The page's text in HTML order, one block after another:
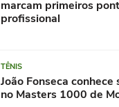
marcam primeiros
profissional
TÊNIS
João Fonseca
no Masters 1000 de